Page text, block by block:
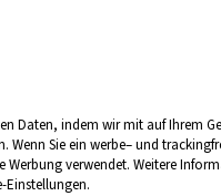
Daten, indem wir mit auf Ihrem
Sie ein werbe– und
verwendet. Weitere